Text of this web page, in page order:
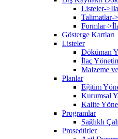
Listeler-
Talimatlar-
Formlar-
Gösterge Kartları
Listeler
Döküman
İlaç
Malzeme
Planlar
Eğitim
Kurumsal
Kalite
Programlar
Sağlıklı
Prosedürler